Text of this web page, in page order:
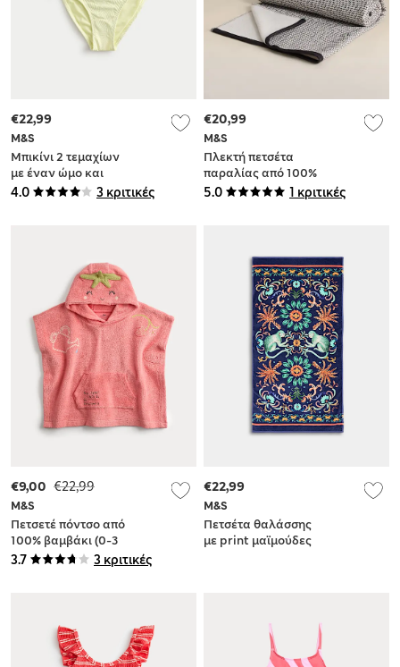
4.0 3 κριτικές
M&S
Μπικίνι 2 τεμαχίων
με έναν ώμο και
βολάν (6-16 ετών)
€22,99
5.0 1 κριτικές
M&S
Πλεκτή πετσέτα
παραλίας από 100%
βαμβάκι
€20,99
3.7 3 κριτικές
M&S
Πετσετέ πόντσο από
100% βαμβάκι (0-3
ετών)
€22,99
€9,00
M&S
Πετσέτα θαλάσσης
με print μαϊμούδες
€22,99